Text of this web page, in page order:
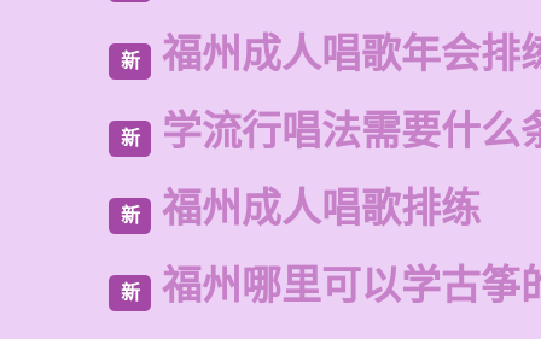
新 福州成人唱歌年会排
新 学流行唱法需要什么
新 福州成人唱歌排练
新 福州哪里可以学古筝